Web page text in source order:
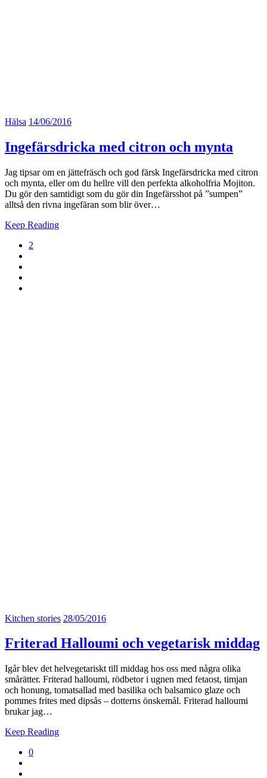
Hälsa 14/06/2016
Ingefärsdricka med citron och mynta
Jag tipsar om en jättefräsch och god färsk Ingefärsdricka med citron
och mynta, eller om du hellre vill den perfekta alkoholfria Mojiton.
Du gör den samtidigt som du gör din Ingefärsshot på ”sumpen”
alltså den rivna ingefäran som blir över…
Keep Reading
2
Kitchen stories 28/05/2016
Friterad Halloumi och vegetarisk middag
Igår blev det helvegetariskt till middag hos oss med några olika
smårätter. Friterad halloumi, rödbetor i ugnen med fetaost, timjan
och honung, tomatsallad med basilika och balsamico glaze och
pommes frites med dipsås – dotterns önskemål. Friterad halloumi
brukar jag…
Keep Reading
0